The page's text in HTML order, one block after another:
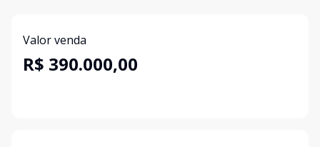
Valor venda
R$ 390.000,00